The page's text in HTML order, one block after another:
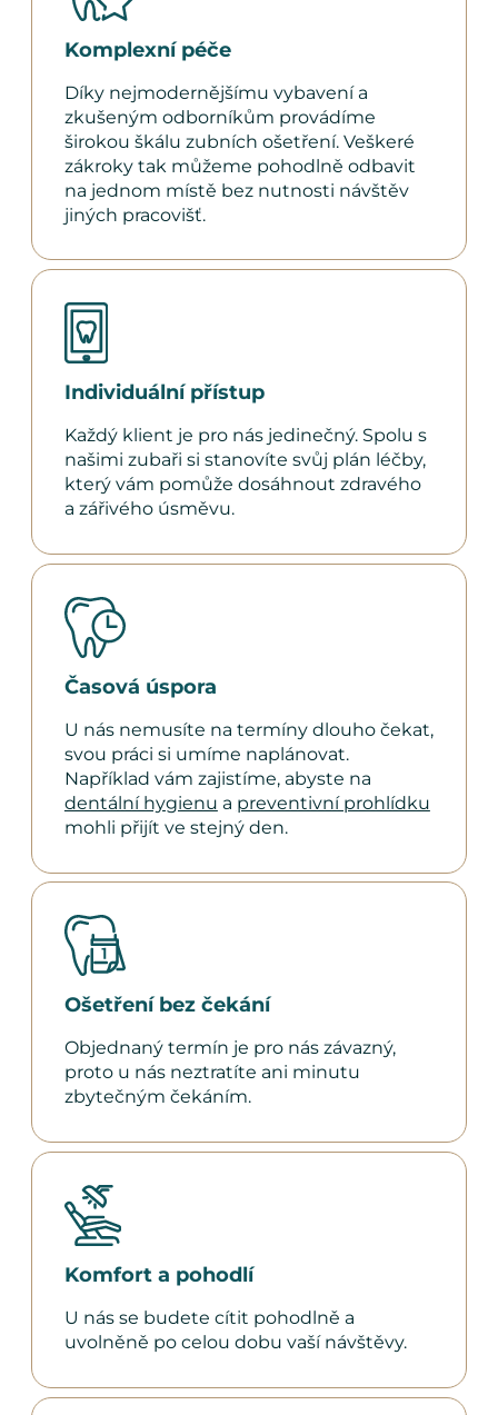
Komplexní péče
Díky nejmodernějšímu vybavení a
zkušeným odborníkům provádíme
širokou škálu zubních ošetření. Veškeré
zákroky tak můžeme pohodlně odbavit
na jednom místě bez nutnosti návštěv
jiných pracovišť.
Individuální přístup
Každý klient je pro nás jedinečný. Spolu s
našimi zubaři si stanovíte svůj plán léčby,
který vám pomůže dosáhnout zdravého
a zářivého úsměvu.
Časová úspora
U nás nemusíte na termíny dlouho čekat,
svou práci si umíme naplánovat.
Například vám zajistíme, abyste na
dentální hygienu a preventivní prohlídku
mohli přijít ve stejný den.
Ošetření bez čekání
Objednaný termín je pro nás závazný,
proto u nás neztratíte ani minutu
zbytečným čekáním.
Komfort a pohodlí
U nás se budete cítit pohodlně a
uvolněně po celou dobu vaší návštěvy.